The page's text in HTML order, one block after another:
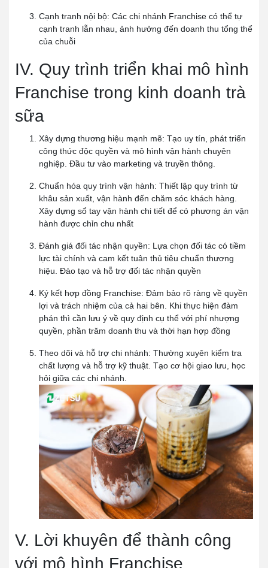
Cạnh tranh nội bộ: Các chi nhánh Franchise có thể tự
cạnh tranh lẫn nhau, ảnh hưởng đến doanh thu tổng thể
của chuỗi
IV. Quy trình triển khai mô hình
Franchise trong kinh doanh trà
sữa
Xây dựng thương hiệu mạnh mẽ: Tạo uy tín, phát triển
công thức độc quyền và mô hình vận hành chuyên
nghiệp. Đầu tư vào marketing và truyền thông.
Chuẩn hóa quy trình vận hành: Thiết lập quy trình từ
khâu sản xuất, vận hành đến chăm sóc khách hàng.
Xây dựng sổ tay vận hành chi tiết để có phương án vận
hành được chỉn chu nhất
Đánh giá đối tác nhận quyền: Lựa chọn đối tác có tiềm
lực tài chính và cam kết tuân thủ tiêu chuẩn thương
hiệu. Đào tạo và hỗ trợ đối tác nhận quyền
Ký kết hợp đồng Franchise: Đảm bảo rõ ràng về quyền
lợi và trách nhiệm của cả hai bên. Khi thực hiện đàm
phán thì cần lưu ý về quy định cụ thể với phí nhượng
quyền, phần trăm doanh thu và thời hạn hợp đồng
Theo dõi và hỗ trợ chi nhánh: Thường xuyên kiểm tra
chất lượng và hỗ trợ kỹ thuật. Tạo cơ hội giao lưu, học
hỏi giữa các chi nhánh.
V. Lời khuyên để thành công
với mô hình Franchise